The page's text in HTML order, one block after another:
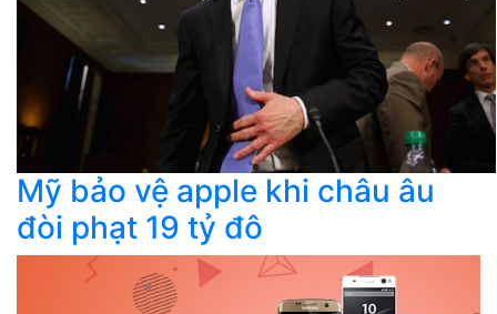
Mỹ bảo vệ apple khi châu âu
đòi phạt 19 tỷ đô